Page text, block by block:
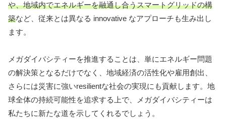
や、地域内でエネルギーを融通し合うスマートグリッドの構
築など、従来とは異なる innovative なアプローチも生み出し
ます。
メガダイバシティーを推進することは、単にエネルギー問題
の解決策となるだけでなく、地域経済の活性化や雇用創出、
さらには災害に強いresilientな社会の実現にも貢献します。地
球全体の持続可能性を追求する上で、メガダイバシティーは
私たちに新たな道を示してくれるでしょう。